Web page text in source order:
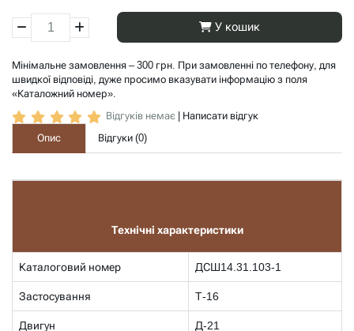
У кошик
Мінімальне замовлення – 300 грн. При замовленні по телефону, для
швидкої відповіді, дуже просимо вказувати інформацію з поля
«Каталожний номер».
Відгуків немає
Написати відгук
Опис
Відгуки (0)
Технічні характеристики
Каталоговий номер ДСШ14.31.103-1
Застосування Т-16
Двигун Д-21